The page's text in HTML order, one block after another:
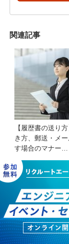
関連記事
【履歴書の送り
き方、郵送・メ
す場合のマナー…